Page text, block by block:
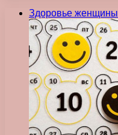
Здоровье женщины